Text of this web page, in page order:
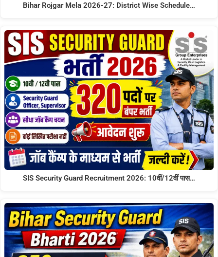
Bihar Rojgar Mela 2026-27: District Wise Schedule…
SIS Security Guard Recruitment 2026: 10वीं/12वीं पास…